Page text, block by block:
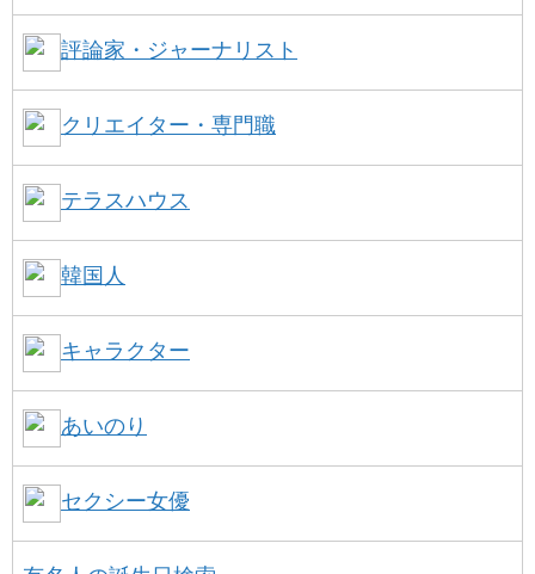
評論家・ジャーナリスト
クリエイター・専門職
テラスハウス
韓国人
キャラクター
あいのり
セクシー女優